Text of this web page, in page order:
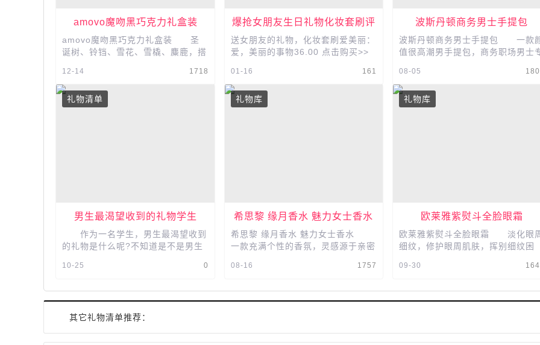
amovo魔吻黑巧克力礼盒装
amovo魔吻黑巧克力礼盒装 圣
诞树、铃铛、雪花、雪橇、麋鹿，搭
o;点燃冬日热情，精美红卡纸，彰显
华...
1718
12-14
爆抢女朋友生日礼物化妆套刷评
测
送女朋友的礼物，化妆套刷爱美丽：
爱，美丽的事物36.00 点击购买>>
月销量：1529件 送女朋友的生日礼
物，你...
161
01-16
波斯丹顿商务男士手提包
波斯丹顿商务男士手提包 一款
值很高潮男手提包，商务职场男士
层牛皮切割，真皮材质，皮柔软细
腻。...
08-05
礼物清单
男生最渴望收到的礼物学生
作为一名学生，男生最渴望收到
的礼物是什么呢?不知道是不是男生
是具有实用意义，他们这个年纪肯...
0
10-25
礼物库
希思黎 缘月香水 魅力女士香水
希思黎 缘月香水 魅力女士香水
一款充满个性的香氛，灵感源于亲密
雅瓶身，令人联想起璀璨星空。柑...
1757
08-16
礼物库
欧莱雅紫熨斗全脸眼霜
欧莱雅紫熨斗全脸眼霜 淡化眼
细纹，修护眼周肌肤，挥别细纹困
提亮眼周，改善黑眼圈，告别熊猫
09-30
其它礼物清单推荐：